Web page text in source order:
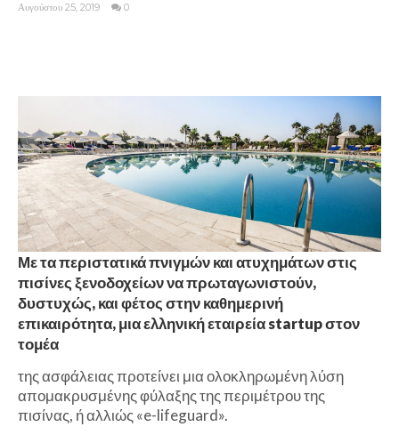
Αυγούστου 25, 2019 0
Με τα περιστατικά πνιγμών και ατυχημάτων στις
πισίνες ξενοδοχείων να πρωταγωνιστούν,
δυστυχώς, και φέτος στην καθημερινή
επικαιρότητα, μια ελληνική εταιρεία startup στον
τομέα
της ασφάλειας προτείνει μια ολοκληρωμένη λύση
απομακρυσμένης φύλαξης της περιμέτρου της
πισίνας, ή αλλιώς «e-lifeguard».